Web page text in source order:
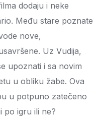
dodaju i neke
Među stare poznate
nove,
Uz Vudija,
upoznati i sa novim
u obliku žabe. Ova
u potpuno zatečeno
po igru ili ne?